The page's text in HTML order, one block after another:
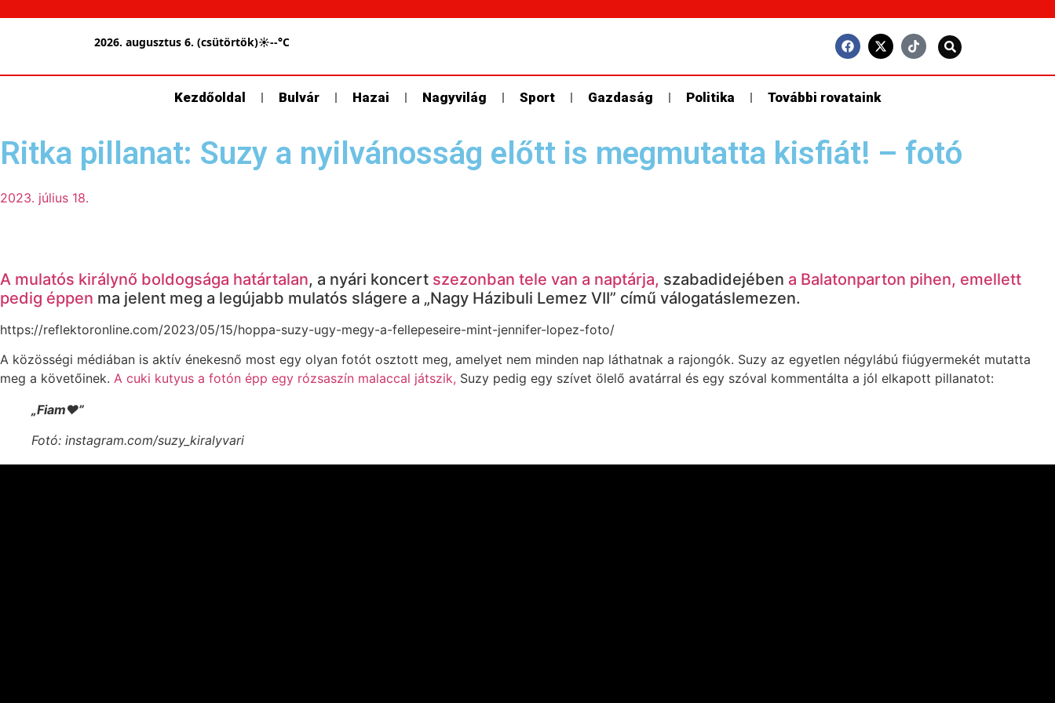
2026. augusztus 6. (csütörtök)☀--°C
Kezdőoldal Bulvár Hazai Nagyvilág Sport Gazdaság Politika További rovataink
Ritka pillanat: Suzy a nyilvánosság előtt is megmutatta kisfiát! – fotó
2023. július 18.
A mulatós királynő boldogsága határtalan, a nyári koncert szezonban tele van a naptárja, szabadidejében a Balatonparton pihen, emellett
pedig éppen ma jelent meg a legújabb mulatós slágere a „Nagy Házibuli Lemez VII” című válogatáslemezen.
https://reflektoronline.com/2023/05/15/hoppa-suzy-ugy-megy-a-fellepeseire-mint-jennifer-lopez-foto/
A közösségi médiában is aktív énekesnő most egy olyan fotót osztott meg, amelyet nem minden nap láthatnak a rajongók. Suzy az egyetlen négylábú fiúgyermekét mutatta
meg a követőinek. A cuki kutyus a fotón épp egy rózsaszín malaccal játszik, Suzy pedig egy szívet ölelő avatárral és egy szóval kommentálta a jól elkapott pillanatot:
„Fiam❤️”
Fotó: instagram.com/suzy_kiralyvari